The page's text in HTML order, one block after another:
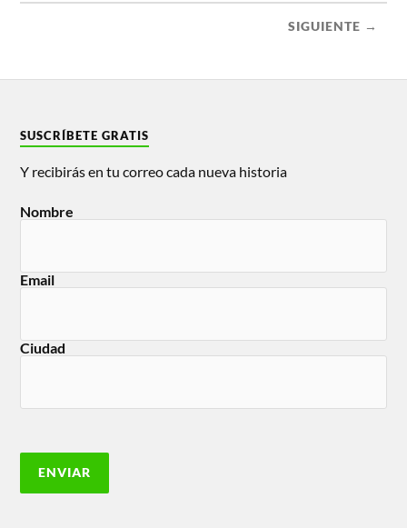
SIGUIENTE →
SUSCRÍBETE GRATIS
Y recibirás en tu correo cada nueva historia
Nombre
Email
Ciudad